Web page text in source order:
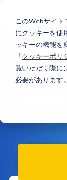
このWebサイト
にクッキーを使
ッキーの機能を
「クッキーポリ
覧いただく際に
必要があります。
TOP サービス セ
脆弱性情